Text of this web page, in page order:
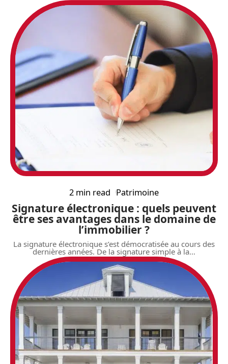
2 min read Patrimoine
Signature électronique : quels peuvent
être ses avantages dans le domaine de
l’immobilier ?
La signature électronique s’est démocratisée au cours des
dernières années. De la signature simple à la…